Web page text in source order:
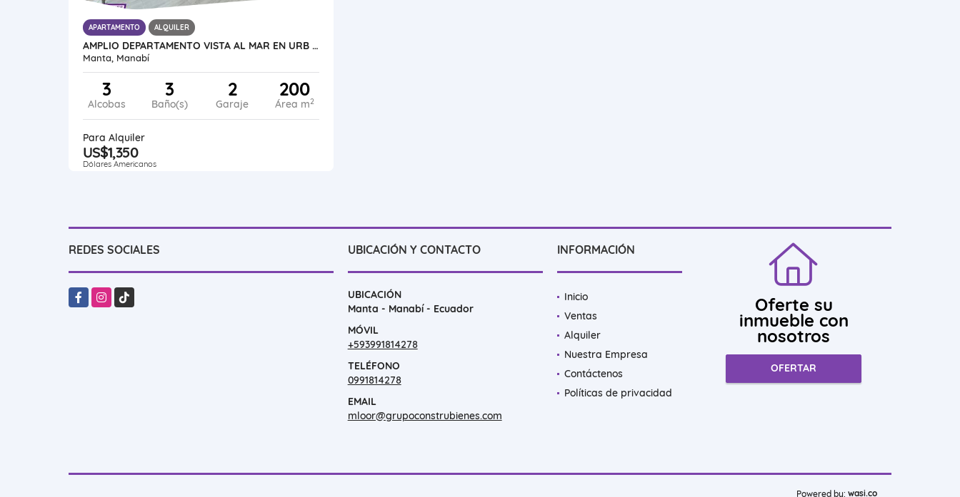
APARTAMENTO ALQUILER
AMPLIO DEPARTAMENTO VISTA AL MAR EN URB CIUDAD DEL MAR, MANTA
Manta, Manabí
3
Alcobas
3
Baño(s)
2
Garaje
200
Área m2
Para Alquiler
US$1,350
Dólares Americanos
REDES SOCIALES
FacebookInstagram
TikTok
UBICACIÓN Y CONTACTO
UBICACIÓN
Manta - Manabí - Ecuador
MÓVIL
+593991814278
TELÉFONO
0991814278
EMAIL
mloor@grupoconstrubienes.com
INFORMACIÓN
Inicio
Ventas
Alquiler
Nuestra Empresa
Contáctenos
Políticas de privacidad
Oferte su
inmueble con
nosotros
OFERTAR
Powered by: wasi.co